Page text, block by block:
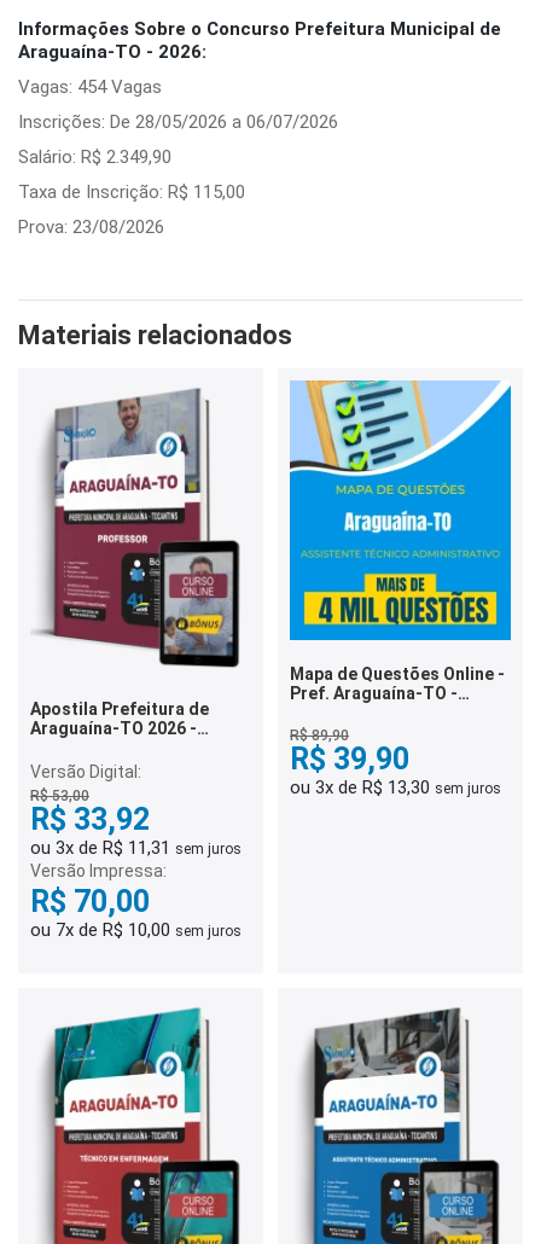
Informações Sobre o Concurso Prefeitura Municipal de
Araguaína-TO - 2026:
Vagas: 454 Vagas
Inscrições: De 28/05/2026 a 06/07/2026
Salário: R$ 2.349,90
Taxa de Inscrição: R$ 115,00
Prova: 23/08/2026
Materiais relacionados
Apostila Prefeitura de
Araguaína-TO 2026 -
Versão Digital:
R$ 53,00
R$ 33,92
ou 3x de R$ 11,31 sem juros
Versão Impressa:
R$ 70,00
ou 7x de R$ 10,00 sem juros
Mapa de Questões Online -
Pref. Araguaína-TO -
Administrativo - 4 Mil
Questões
R$ 89,90
R$ 39,90
ou 3x de R$ 13,30 sem juros